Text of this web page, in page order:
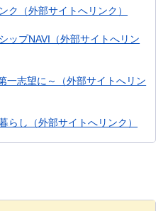
ク（外部サイトへリンク）
ップNAVI（外部サイトへリン
一志望に～（外部サイトへリン
らし（外部サイトへリンク）